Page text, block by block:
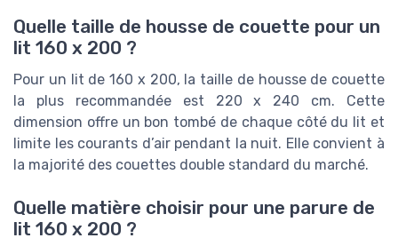
Quelle taille de housse de couette pour un
lit 160 x 200 ?
Pour un lit de 160 x 200, la taille de housse de couette
la plus recommandée est 220 x 240 cm. Cette
dimension offre un bon tombé de chaque côté du lit et
limite les courants d’air pendant la nuit. Elle convient à
la majorité des couettes double standard du marché.
Quelle matière choisir pour une parure de
lit 160 x 200 ?